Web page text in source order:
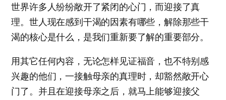
世界许多人纷纷敞开了紧闭的心门，而迎接了真
理。世人现在感到干渴的因素有哪些，解除那些干
渴的核心是什么，是我们重新要了解的重要部分。
用其它任何内容，无论怎样见证福音，也不特别感
兴趣的他们，一接触母亲的真理时，却豁然敞开心
门了。并且在迎接母亲之后，就马上能够迎接父